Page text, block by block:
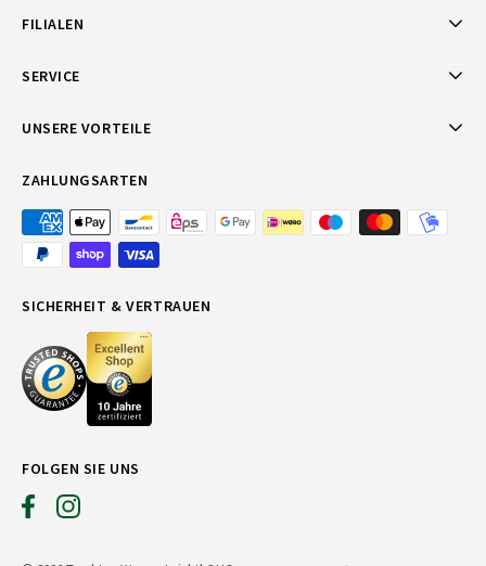
FILIALEN
SERVICE
UNSERE VORTEILE
ZAHLUNGSARTEN
FOLGEN SIE UNS
SICHERHEIT & VERTRAUEN